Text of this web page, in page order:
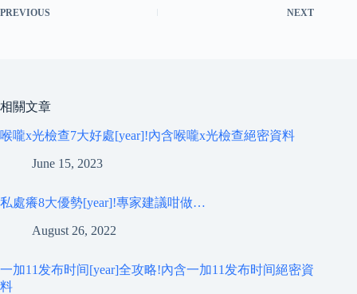
PREVIOUS NEXT
相關文章
喉嚨x光檢查7大好處[year]!內含喉嚨x光檢查絕密資料
June 15, 2023
私處癢8大優勢[year]!專家建議咁做…
August 26, 2022
一加11发布时间[year]全攻略!內含一加11发布时间絕密資
料